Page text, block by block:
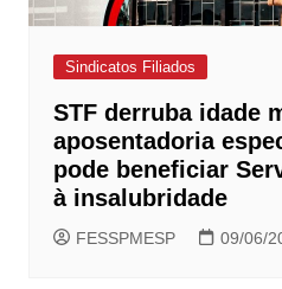
Sindicatos Filiados
STF derruba idade
aposentadoria
pode beneficiar
à insalubridade
FESSPMESP 09/06/